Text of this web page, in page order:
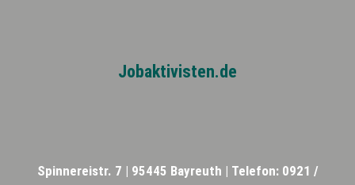
Jobaktivisten.de
Spinnereistr. 7 | 95445 Bayreuth | Telefon: 0921 /